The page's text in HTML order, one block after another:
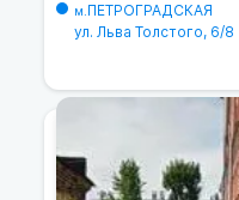
м.ПЕТРОГРАДСКАЯ
ул. Льва Толстого, 6/8